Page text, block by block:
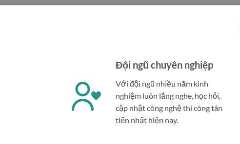
Đội ngũ chuyên nghiệp
Với đội ngũ nhiều năm kinh
nghiệm luôn lắng nghe, học hỏi,
cập nhật công nghệ thi công tân
tiến nhất hiện nay.